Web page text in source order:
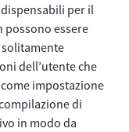
per il
essere
dell’utente che
impostazione
di
in modo da